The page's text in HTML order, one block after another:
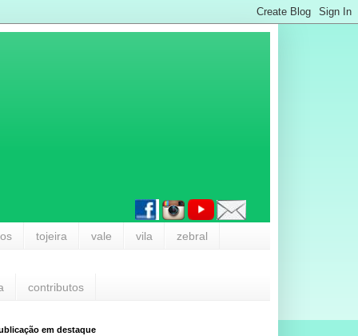
tojeira vale vila zebral
contributos
em destaque